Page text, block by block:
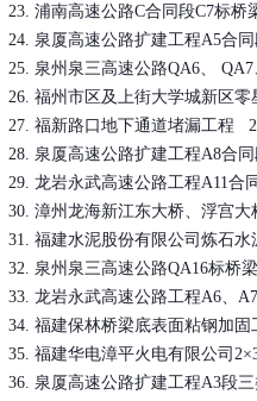
23. 浦南高速公路C合同段C7标桥
24. 泉厦高速公路扩建工程A5合
25. 泉州泉三高速公路QA6、 QA7
26. 福州市区及上街大学城新区零
27. 福新路口地下通道堵漏工程
28. 泉厦高速公路扩建工程A8合
29. 龙岩永武高速公路工程A11合
30. 漳州龙海新江东大桥、浮宫大
31. 福建水泥股份有限公司炼石水
32. 泉州泉三高速公路QA16标桥
33. 龙岩永武高速公路工程A6、 A7
34. 福建保林桥梁底表面粘钢加固
35. 福建华电漳平火电有限公司 2×
36. 泉厦高速公路扩建工程A3段